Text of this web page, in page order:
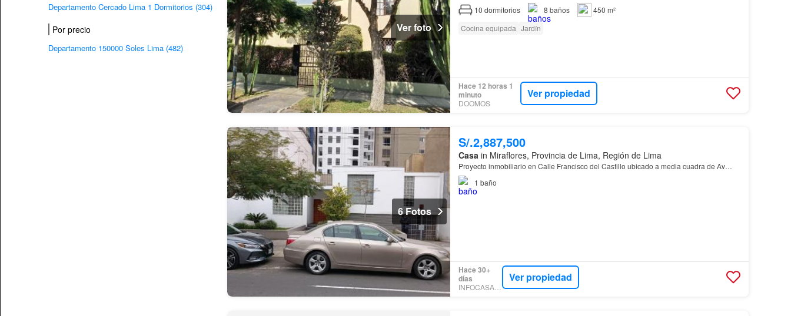
Departamento Cercado Lima 1 Dormitorios (304)
Por precio
Departamento 150000 Soles Lima (482)
Ver foto
10 dormitorios 8 baños
450 m²
Cocina equipada Jardín
Hace 12 horas 1
minuto
DOOMOS
Ver propiedad
6 Fotos
S/.2,887,500
Casa in Miraflores, Provincia de Lima, Región de Lima
Proyecto inmobiliario en Calle Francisco del Castillo ubicado a media cuadra de Av…
1 baño
Hace 30+
días
INFOCASAS.PE
Ver propiedad